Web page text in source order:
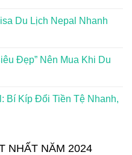
Du Lịch Nepal Nhanh
Đẹp” Nên Mua Khi Du
Bí Kíp Đổi Tiền Tệ Nhanh,
NHẤT NĂM 2024